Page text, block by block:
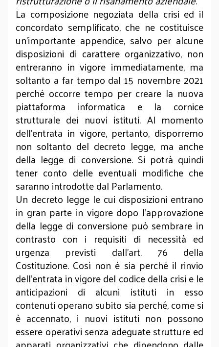
La composizione negoziata della crisi ed il
concordato semplificato, che ne costituisce
un’importante appendice, salvo per alcune
disposizioni di carattere organizzativo, non
entreranno in vigore immediatamente, ma
soltanto a far tempo dal 15 novembre 2021
perché occorre tempo per creare la nuova
piattaforma informatica e la cornice
strutturale dei nuovi istituti. Al momento
dell’entrata in vigore, pertanto, disporremo
non soltanto del decreto legge, ma anche
della legge di conversione. Si potrà quindi
tener conto delle eventuali modifiche che
saranno introdotte dal Parlamento.
Un decreto legge le cui disposizioni entrano
in gran parte in vigore dopo l’approvazione
della legge di conversione può sembrare in
contrasto con i requisiti di necessità ed
urgenza previsti dall’art. 76 della
Costituzione. Così non è sia perché il rinvio
dell’entrata in vigore del codice della crisi e le
anticipazioni di alcuni istituti in esso
contenuti operano subito sia perché, come si
è accennato, i nuovi istituti non possono
essere operativi senza adeguate strutture ed